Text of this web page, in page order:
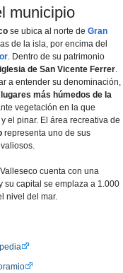
municipio
se ubica al norte de Gran
de la isla, por encima del
. Dentro de su patrimonio
iglesia de San Vicente Ferrer.
a entender su denominación,
lugares más húmedos de la
vegetación en la que
el pinar. El área recreativa de
representa uno de sus
cuenta con una
su capital se emplaza a 1.000
nivel del mar.